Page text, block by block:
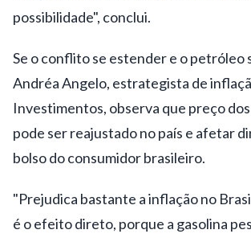
possibilidade", conclui.
Se o conflito se estender e o petróleo
Andréa Angelo, estrategista de
Investimentos, observa que preço
pode ser reajustado no país e afetar
bolso do consumidor brasileiro.
"Prejudica bastante a inflação no
é o efeito direto, porque a gasolina